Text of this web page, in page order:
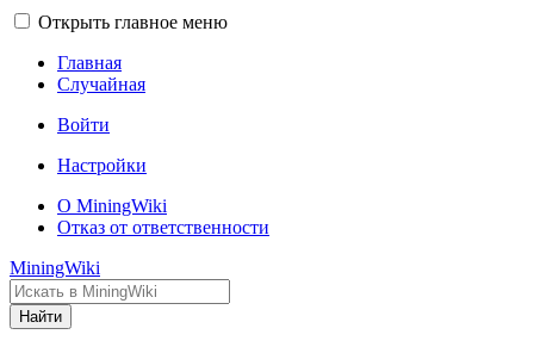
Открыть главное меню
Главная
Случайная
Войти
Настройки
О MiningWiki
Отказ от ответственности
MiningWiki
Найти